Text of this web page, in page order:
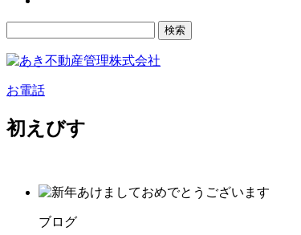
お電話
初えびす
ブログ